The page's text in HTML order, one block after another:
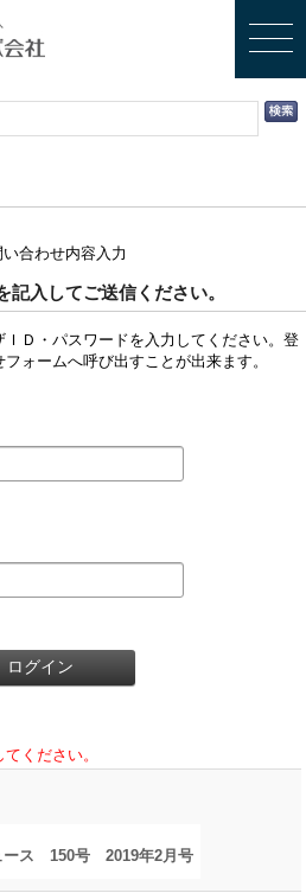
入してご送信ください。
Ｄ・パスワードを入力してください。登
ォームへ呼び出すことが出来ます。
ください。
ース 150号 2019年2月号